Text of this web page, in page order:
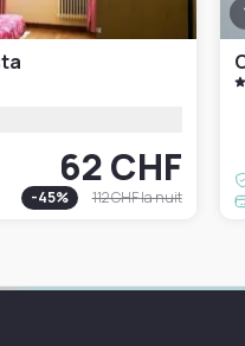
62 CHF
-45% 112 CHFla nuit